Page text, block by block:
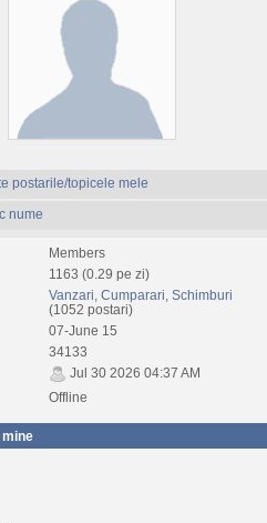
postarile/topicele mele
nume
Members
1163 (0.29 pe zi)
Vanzari, Cumparari, Schimburi
(1052 postari)
07-June 15
34133
Jul 30 2026 04:37 AM
Offline